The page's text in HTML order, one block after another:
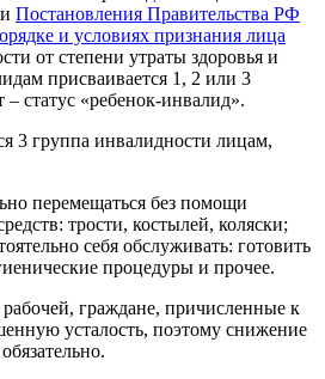
Постановления Правительства РФ
и условиях признания лица
от степени утраты здоровья и
присваивается 1, 2 или 3
– статус «ребенок-инвалид».
3 группа инвалидности лицам,
перемещаться без помощи
трости, костылей, коляски;
себя обслуживать: готовить
процедуры и прочее.
рабочей, граждане, причисленные к
усталость, поэтому снижение